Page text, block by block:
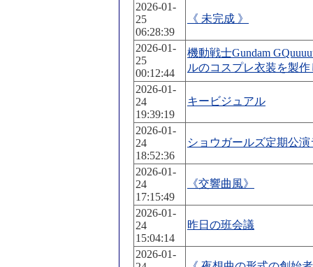
2026-01-
25
06:28:39
《 未完成 》
2026-01-
25
00:12:44
機動戦士Gundam
ルのコスプレ衣装を製
2026-01-
24
19:39:19
キービジュアル
2026-01-
24
18:52:36
ショウガールズ定期公
2026-01-
24
17:15:49
《交響曲風》
2026-01-
24
15:04:14
昨日の班会議
2026-01-